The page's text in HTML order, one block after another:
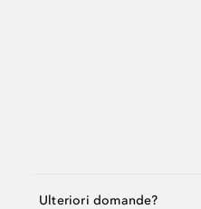
Ulteriori domande?